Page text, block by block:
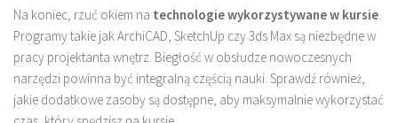
Na koniec, rzuć okiem na technologie wykorzystywane w kursie.
Programy takie jak ArchiCAD, SketchUp czy 3ds Max są niezbędne w
pracy projektanta wnętrz. Biegłość w obsłudze nowoczesnych
narzędzi powinna być integralną częścią nauki. Sprawdź również,
jakie dodatkowe zasoby są dostępne, aby maksymalnie wykorzystać